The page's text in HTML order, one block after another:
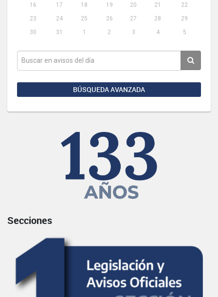
16
17 18 19 20 21
22
23
24 25 26 27 28
29
30
31 1 2 3 4 5
BÚSQUEDA AVANZADA
Secciones